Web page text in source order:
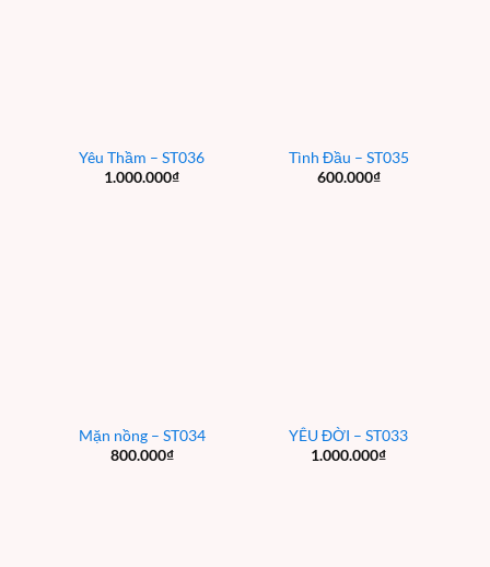
Yêu Thầm – ST036
1.000.000₫
Tình Đầu – ST035
600.000₫
Mặn nồng – ST034
800.000₫
YÊU ĐỜI – ST033
1.000.000₫